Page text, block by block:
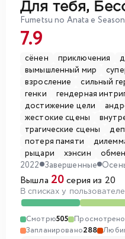
Для тебя,
Fumetsu no Anata e
7.9
сёнен приключения
вымышленный мир
взросление
сильный
генки
гендерная
достижение цели
жестокие сцены
трагические сцены
потеря памяти
рыцари
хэнсин
2022 Завершенные
Вышла 20серия из 20
В списках у
Смотрю505 Просмотрено
Запланировано288